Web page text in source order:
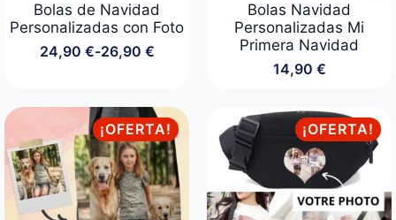
Bolas de Navidad
Personalizadas con Foto
24,90 €-26,90 €
Rango
desde
24,90 €
hasta
26,90 €
Bolas Navidad
Personalizadas Mi
Primera Navidad
14,90 €
¡OFERTA! ¡OFERTA!